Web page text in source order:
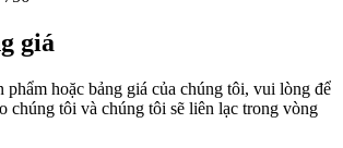
giá
phẩm hoặc bảng giá của chúng tôi, vui lòng để
chúng tôi và chúng tôi sẽ liên lạc trong vòng